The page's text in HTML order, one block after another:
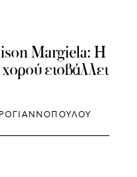
Margiela: Η
εισβάλλει